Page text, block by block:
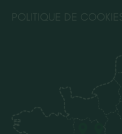
POLITIQUE DE